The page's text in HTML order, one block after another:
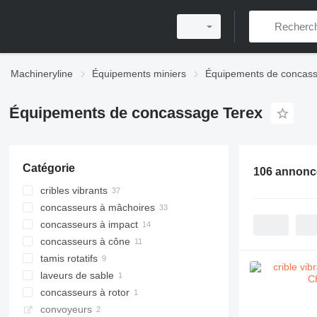
Machineryline Équipements miniers Équipements de
Équipements de concassage Terex
Catégorie
cribles vibrants
concasseurs à mâchoires
concasseurs à impact
concasseurs à percussion à arbre
vertical
concasseurs à cône
tamis rotatifs
laveurs de sable
concasseurs à rotor
convoyeurs
106